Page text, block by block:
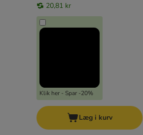
20,81 kr
Klik her - Spar -20%
Læg i kurv